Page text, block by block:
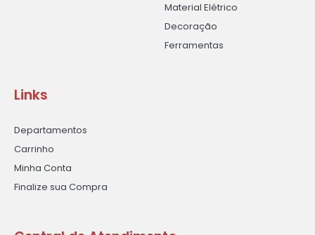
Material Elétrico
Decoração
Ferramentas
Links
Departamentos
Carrinho
Minha Conta
Finalize sua Compra